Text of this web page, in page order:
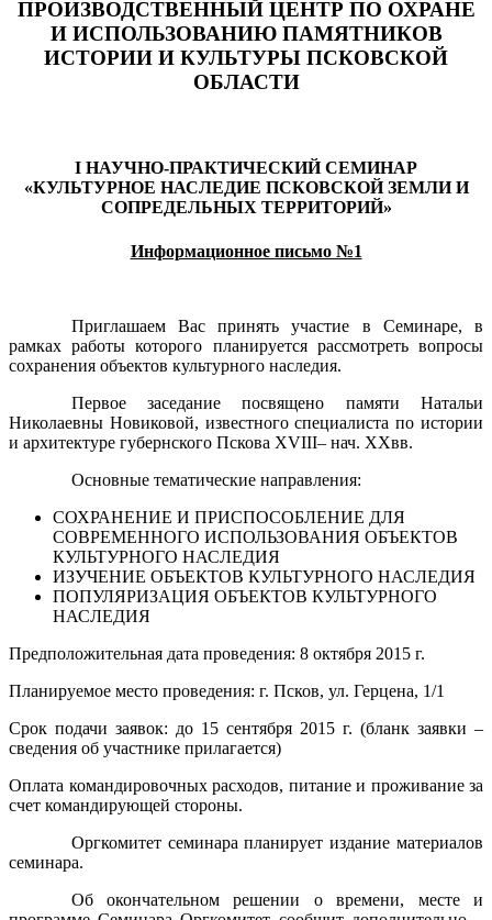
ПРОИЗВОДСТВЕННЫЙ ЦЕНТР ПО ОХРАНЕ
И ИСПОЛЬЗОВАНИЮ ПАМЯТНИКОВ
ИСТОРИИ И КУЛЬТУРЫ ПСКОВСКОЙ
ОБЛАСТИ
I НАУЧНО-ПРАКТИЧЕСКИЙ СЕМИНАР
«КУЛЬТУРНОЕ НАСЛЕДИЕ ПСКОВСКОЙ ЗЕМЛИ И
СОПРЕДЕЛЬНЫХ ТЕРРИТОРИЙ»
Информационное письмо №1
Приглашаем Вас принять участие в Семинаре, в
рамках работы которого планируется рассмотреть вопросы
сохранения объектов культурного наследия.
Первое заседание посвящено памяти Натальи
Николаевны Новиковой, известного специалиста по истории
и архитектуре губернского Пскова XVIII– нач. XXвв.
Основные тематические направления:
СОХРАНЕНИЕ И ПРИСПОСОБЛЕНИЕ ДЛЯ
СОВРЕМЕННОГО ИСПОЛЬЗОВАНИЯ ОБЪЕКТОВ
КУЛЬТУРНОГО НАСЛЕДИЯ
ИЗУЧЕНИЕ ОБЪЕКТОВ КУЛЬТУРНОГО НАСЛЕДИЯ
ПОПУЛЯРИЗАЦИЯ ОБЪЕКТОВ КУЛЬТУРНОГО
НАСЛЕДИЯ
Предположительная дата проведения: 8 октября 2015 г.
Планируемое место проведения: г. Псков, ул. Герцена, 1/1
Срок подачи заявок: до 15 сентября 2015 г. (бланк заявки –
сведения об участнике прилагается)
Оплата командировочных расходов, питание и проживание за
счет командирующей стороны.
Оргкомитет семинара планирует издание материалов
семинара.
Об окончательном решении о времени, месте и